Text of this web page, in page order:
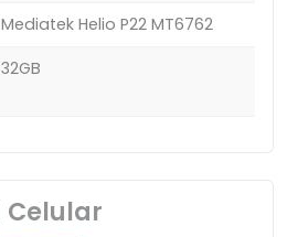
Mediatek Helio P22 MT6762
32GB
Celular